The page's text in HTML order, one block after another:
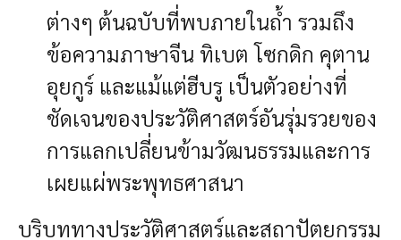
ต่างๆ ต้นฉบับที่พบภายในถ้ำ รวมถึง
ข้อความภาษาจีน ทิเบต โซกดิก คุตาน
อุยกูร์ และแม้แต่ฮีบรู เป็นตัวอย่างที่
ชัดเจนของประวัติศาสตร์อันรุ่มรวยของ
การแลกเปลี่ยนข้ามวัฒนธรรมและการ
เผยแผ่พระพุทธศาสนา
บริบททางประวัติศาสตร์และสถาปัตยกรรม